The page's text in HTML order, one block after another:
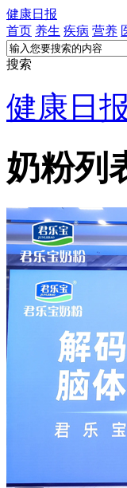
健康日报
首页 养生 疾病 营养
搜索
健康日报
奶粉列